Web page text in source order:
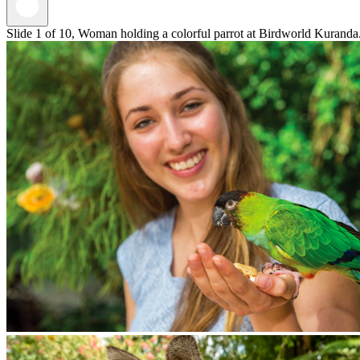
Slide 1 of 10, Woman holding a colorful parrot at Birdworld